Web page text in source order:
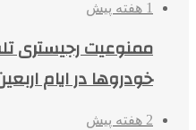
1 هفته پیش
ممنوعیت رجیستری
خودروها در ایام
2 هفته پیش